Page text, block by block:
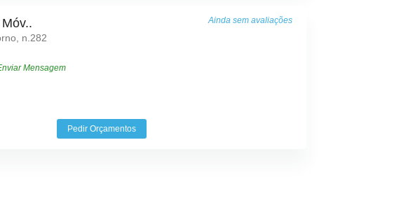
Ainda sem avaliações
n.282
Mensagem
Pedir Orçamentos